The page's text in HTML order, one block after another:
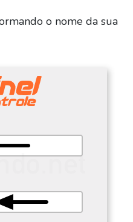
o nome da sua